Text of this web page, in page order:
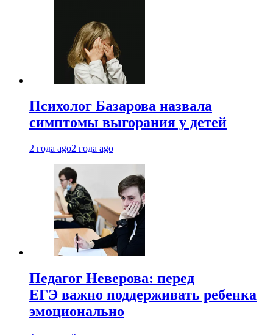
Психолог Базарова назвала
симптомы выгорания у детей
2 года ago2 года ago
Педагог Неверова: перед
ЕГЭ важно поддерживать ребенка
эмоционально